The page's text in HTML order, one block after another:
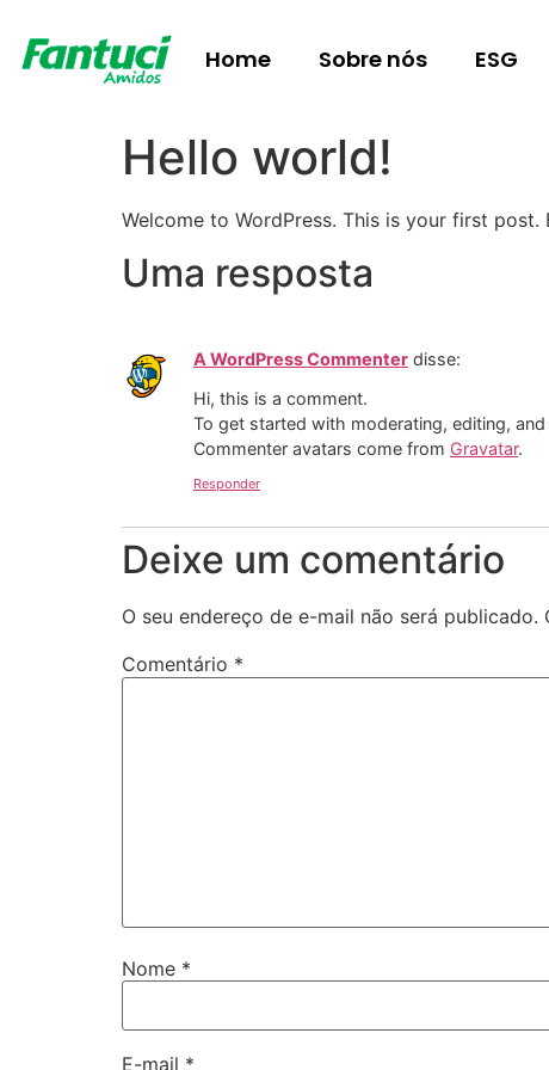
Home Sobre nós ESG
Hello world!
Welcome to WordPress. This is your first
Uma resposta
A WordPress Commenter disse:
Hi, this is a comment.
To get started with moderating, editing,
Commenter avatars come from Gravatar.
Responder
Deixe um comentário
O seu endereço de e-mail não será publicado.
Comentário *
Nome *
E-mail *